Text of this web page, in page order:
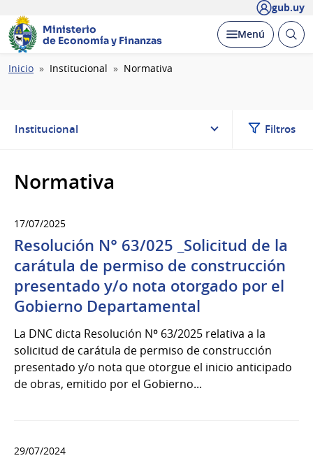
gub.uy
Ministerio
de Economía y Finanzas
Desplegar
Menú Abrir
Ruta
Inicio Institucional Normativa
Institucional Filtros
Normativa
17/07/2025
Resolución N° 63/025 _Solicitud de la
carátula de permiso de construcción
presentado y/o nota otorgado por el
Gobierno Departamental
La DNC dicta Resolución Nº 63/2025 relativa a la
solicitud de carátula de permiso de construcción
presentado y/o nota que otorgue el inicio anticipado
de obras, emitido por el Gobierno...
29/07/2024